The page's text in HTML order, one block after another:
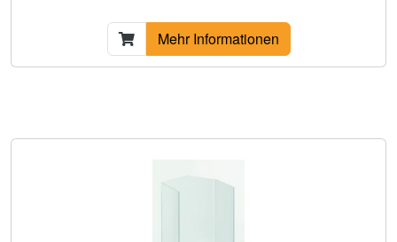
Mehr Informationen